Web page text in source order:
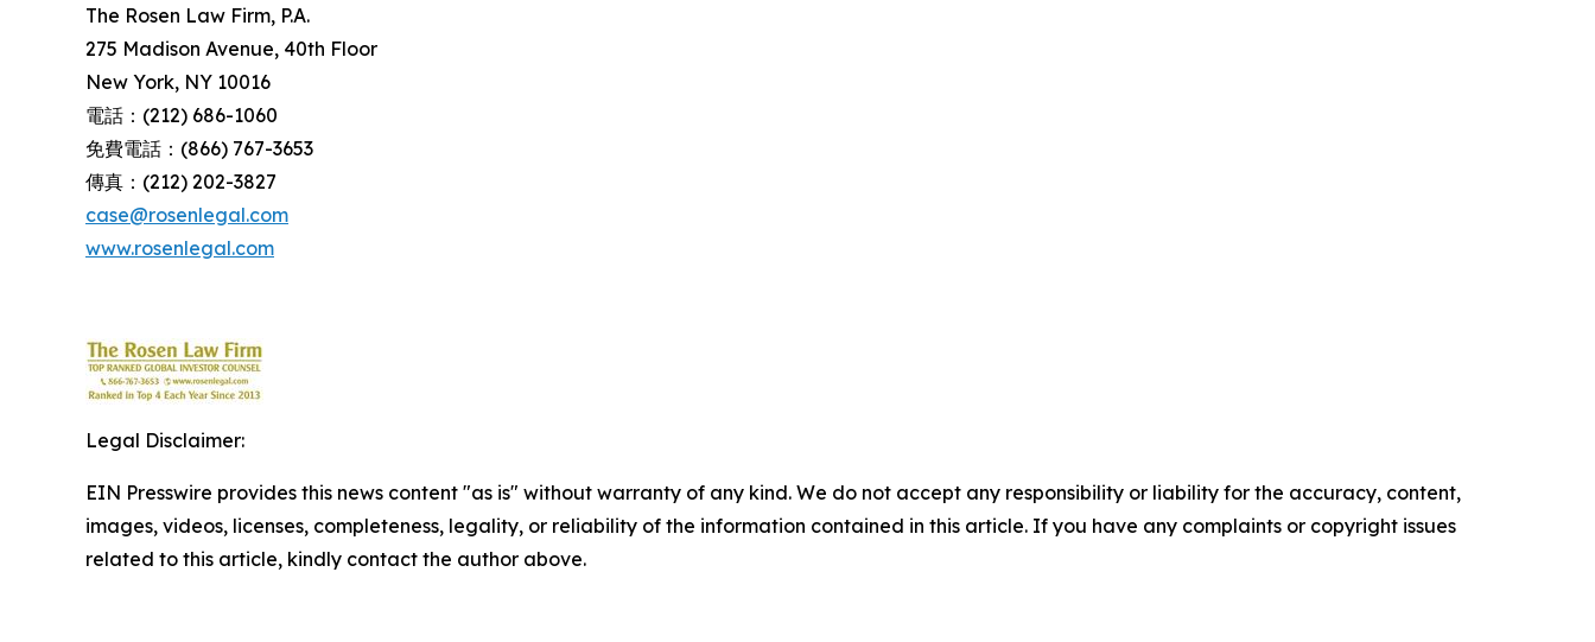
The Rosen Law Firm, P.A.
275 Madison Avenue, 40th Floor
New York, NY 10016
電話：(212) 686-1060
免費電話：(866) 767-3653
傳真：(212) 202-3827
case@rosenlegal.com
www.rosenlegal.com
Legal Disclaimer:
EIN Presswire provides this news content "as is" without warranty of any kind. We do not accept any responsibility or liability for the accuracy, content,
images, videos, licenses, completeness, legality, or reliability of the information contained in this article. If you have any complaints or copyright issues
related to this article, kindly contact the author above.